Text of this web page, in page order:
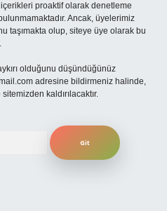
proaktif olarak denetleme
Ancak, üyelerimiz
taşımakta olup, siteye üye olarak bu
olduğunu düşündüğünüz
adresine bildirmeniz halinde,
kaldırılacaktır.